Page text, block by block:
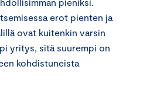
erot pienten ja
ovat kuitenkin varsin
yritys, sitä suurempi on
kohdistuneista